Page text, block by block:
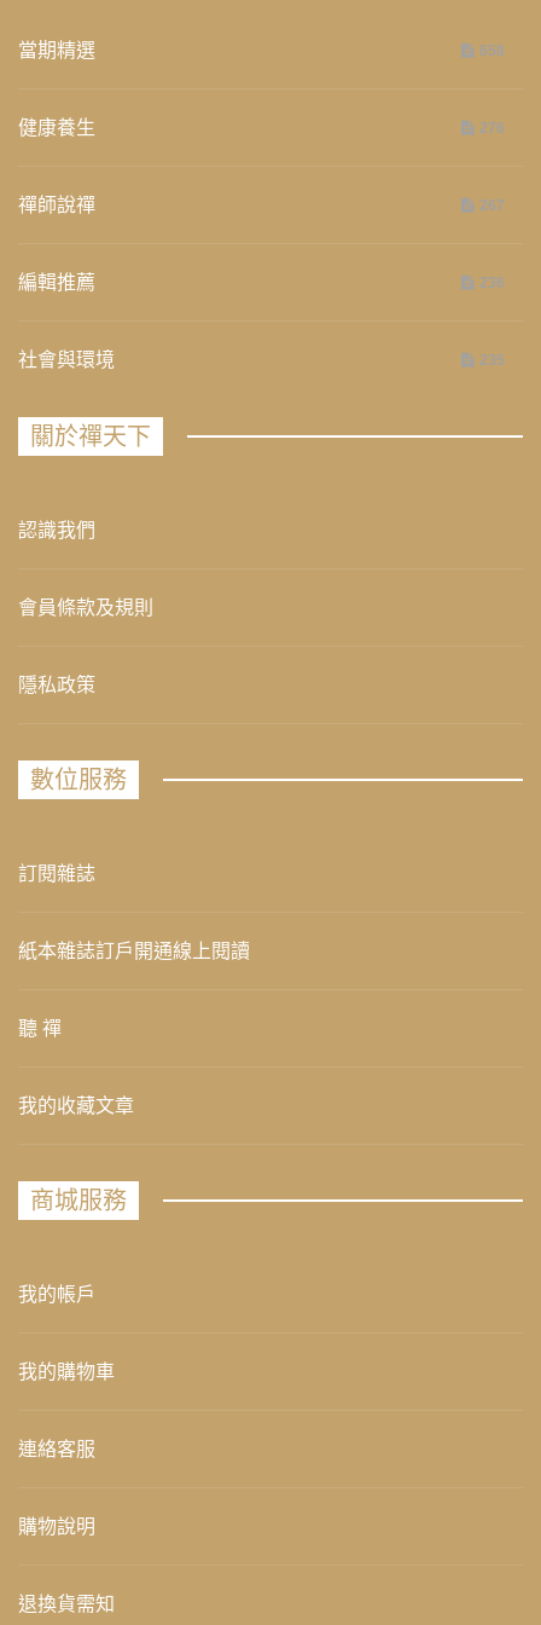
當期精選 658
健康養生 276
禪師說禪 267
編輯推薦 236
社會與環境 235
關於禪天下
認識我們
會員條款及規則
隱私政策
數位服務
訂閱雜誌
紙本雜誌訂戶開通線上閱讀
聽 禪
我的收藏文章
商城服務
我的帳戶
我的購物車
連絡客服
購物說明
退換貨需知